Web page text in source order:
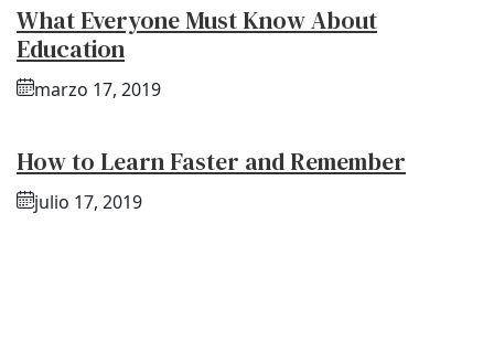
What Everyone Must Know About
Education
marzo 17, 2019
How to Learn Faster and Remember
julio 17, 2019